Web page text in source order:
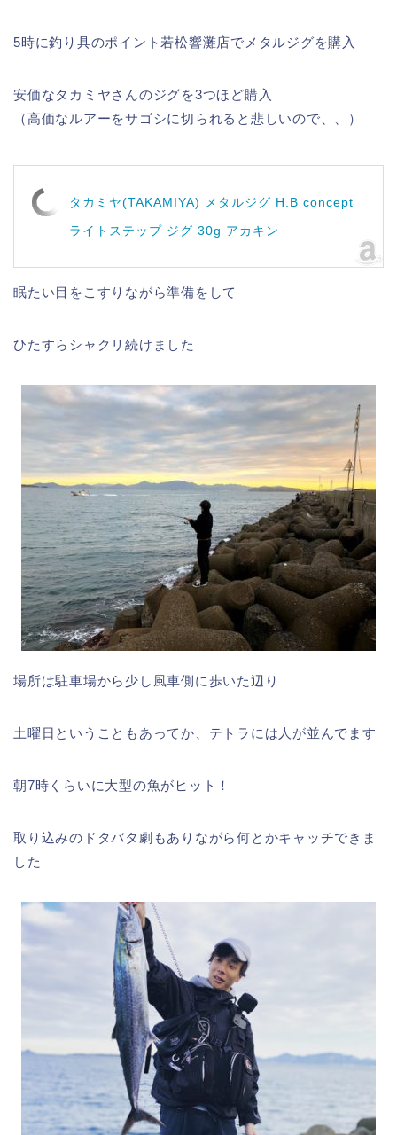
5時に釣り具のポイント若松響灘店でメタルジグを購入
安価なタカミヤさんのジグを3つほど購入
（高価なルアーをサゴシに切られると悲しいので、、）
タカミヤ(TAKAMIYA) メタルジグ H.B concept
ライトステップ ジグ 30g アカキン
眠たい目をこすりながら準備をして
ひたすらシャクリ続けました
場所は駐車場から少し風車側に歩いた辺り
土曜日ということもあってか、テトラには人が並んでます
朝7時くらいに大型の魚がヒット！
取り込みのドタバタ劇もありながら何とかキャッチできま
した